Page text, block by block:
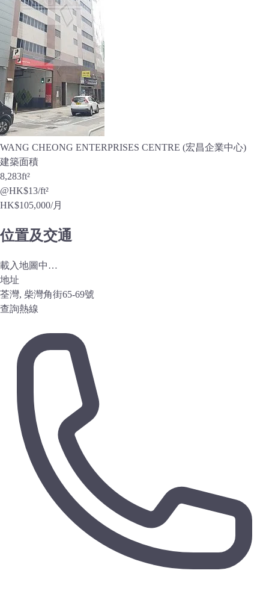
WANG CHEONG ENTERPRISES CENTRE (宏昌企業中心)
建築面積
8,283ft²
@HK$13/ft²
HK$105,000/月
位置及交通
載入地圖中…
地址
荃灣, 柴灣角街65-69號
查詢熱線